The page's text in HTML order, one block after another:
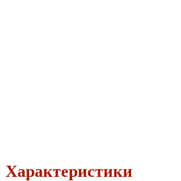
Характеристики